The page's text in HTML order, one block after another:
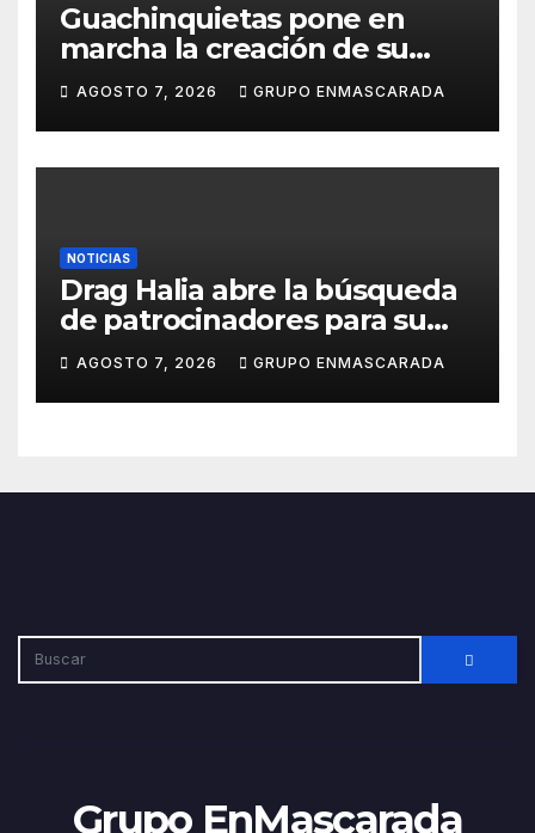
Guachinquietas pone en
marcha la creación de su
repertorio para el Carnaval
2027
AGOSTO 7, 2026 GRUPO ENMASCARADA
NOTICIAS
Drag Halia abre la búsqueda
de patrocinadores para su
participación en el Carnaval
de Las Palmas de Gran
Canaria 2027
AGOSTO 7, 2026 GRUPO ENMASCARADA
Grupo EnMascarada